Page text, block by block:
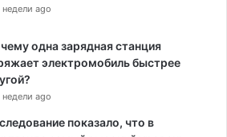
недели ago
одна зарядная станция
электромобиль быстрее
недели ago
показало, что в